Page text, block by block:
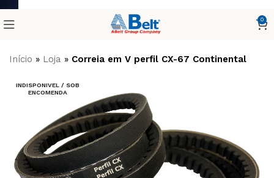
0
Início » Loja » Correia em V perfil CX-67 Continental
INDISPONIVEL / SOB
ENCOMENDA